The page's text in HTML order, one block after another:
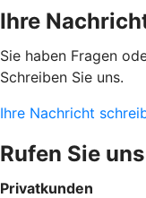
Ihre
Sie haben Fragen
Schreiben Sie uns.
Ihre Nachricht
Rufen Sie
Privatkunden